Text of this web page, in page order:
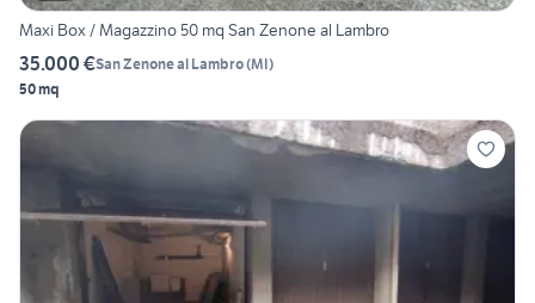
Maxi Box / Magazzino 50 mq San Zenone al Lambro
35.000 €San Zenone al Lambro(MI)
50 mq